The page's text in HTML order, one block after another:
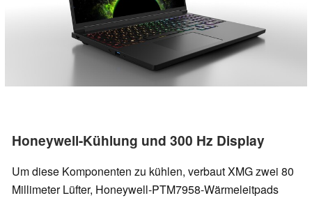
Honeywell-Kühlung und 300 Hz Display
Um diese Komponenten zu kühlen, verbaut XMG zwei 80
Millimeter Lüfter, Honeywell-PTM7958-Wärmeleitpads